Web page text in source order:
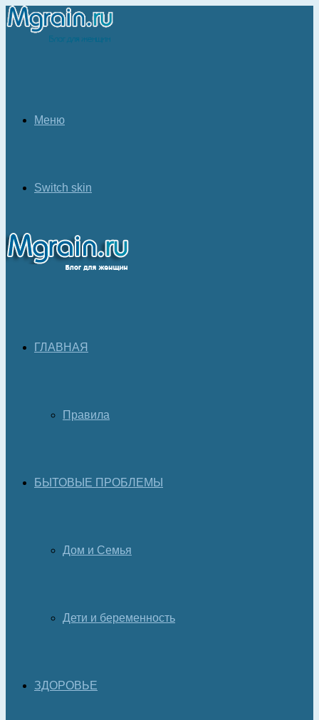
Меню
Switch skin
ГЛАВНАЯ
Правила
БЫТОВЫЕ ПРОБЛЕМЫ
Дом и Семья
Дети и беременность
ЗДОРОВЬЕ